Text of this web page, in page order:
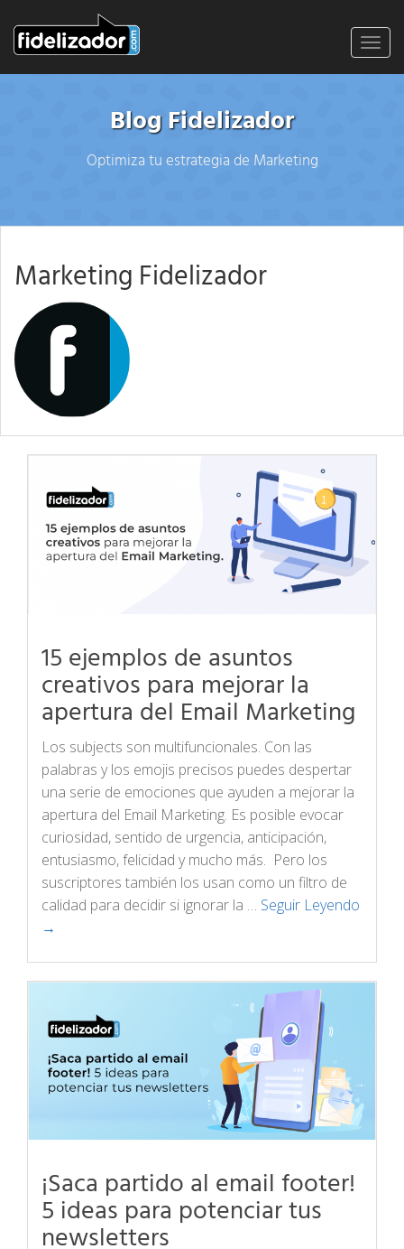
Blog Fidelizador
Optimiza tu estrategia de Marketing
Marketing Fidelizador
15 ejemplos de asuntos
creativos para mejorar la
apertura del Email Marketing
Los subjects son multifuncionales. Con las
palabras y los emojis precisos puedes despertar
una serie de emociones que ayuden a mejorar la
apertura del Email Marketing. Es posible evocar
curiosidad, sentido de urgencia, anticipación,
entusiasmo, felicidad y mucho más. Pero los
suscriptores también los usan como un filtro de
calidad para decidir si ignorar la … Seguir Leyendo
→
¡Saca partido al email footer!
5 ideas para potenciar tus
newsletters